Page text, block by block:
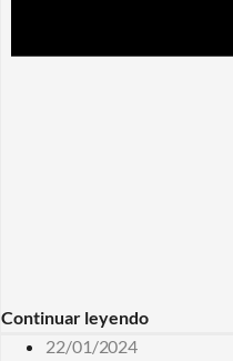
Continuar leyendo
22/01/2024